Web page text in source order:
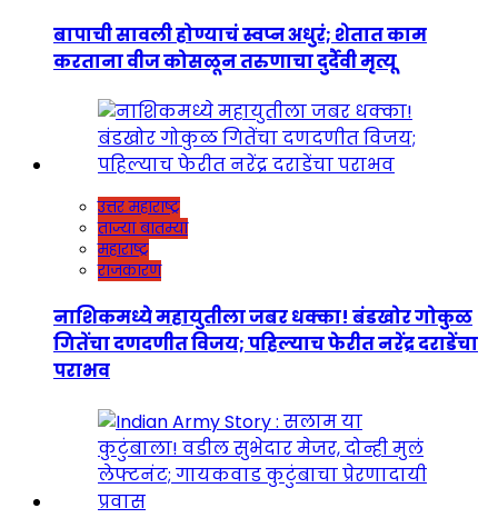
बापाची सावली होण्याचं स्वप्न अधुरं; शेतात काम
करताना वीज कोसळून तरुणाचा दुर्दैवी मृत्यू
उत्तर महाराष्ट्र
ताज्या बातम्या
महाराष्ट्र
राजकारण
नाशिकमध्ये महायुतीला जबर धक्का! बंडखोर गोकुळ
गितेंचा दणदणीत विजय; पहिल्याच फेरीत नरेंद्र दराडेंचा
पराभव